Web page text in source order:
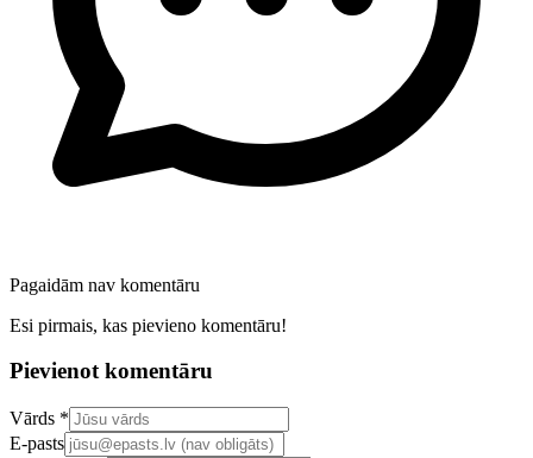
Pagaidām nav komentāru
Esi pirmais, kas pievieno komentāru!
Pievienot komentāru
Confirm your email address
Vārds *
E-pasts